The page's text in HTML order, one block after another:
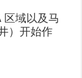
区域以及马
）开始作